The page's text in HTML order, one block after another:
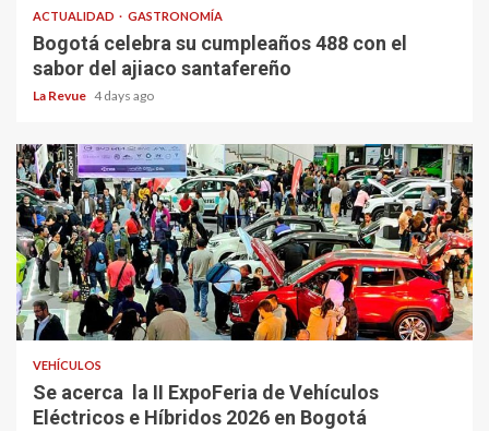
ACTUALIDAD GASTRONOMÍA
Bogotá celebra su cumpleaños 488 con el
sabor del ajiaco santafereño
La Revue 4 days ago
VEHÍCULOS
Se acerca la II ExpoFeria de Vehículos
Eléctricos e Híbridos 2026 en Bogotá